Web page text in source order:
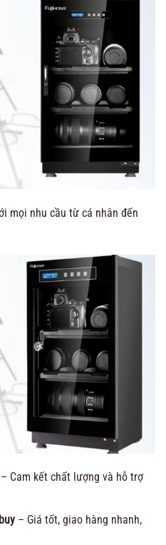
mọi nhu cầu từ cá nhân đến
– Cam kết chất lượng và hỗ trợ
– Giá tốt, giao hàng nhanh,